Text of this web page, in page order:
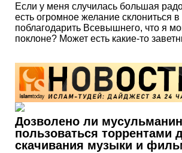
Если у меня случилась большая
есть огромное желание склониться
поблагодарить Всевышнего, что я
поклоне? Может есть какие-то
Дозволено ли
пользоваться торрентами
скачивания музыки и